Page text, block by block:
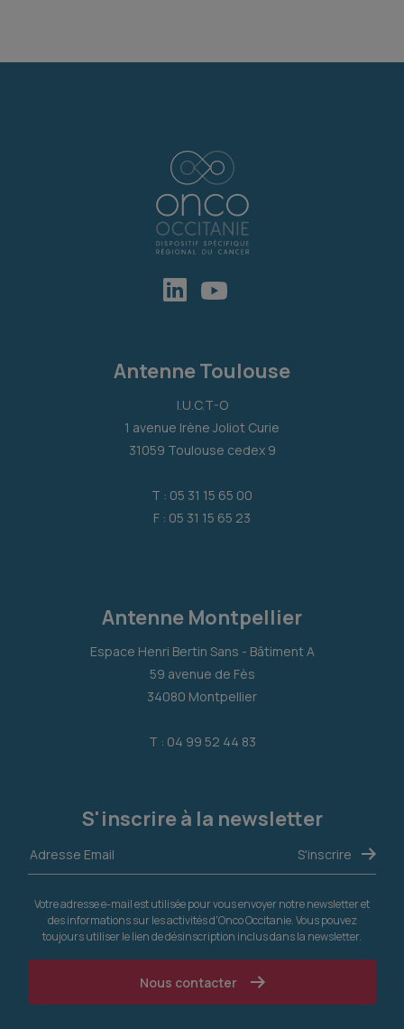
Antenne Toulouse
I.U.C.T-O
1 avenue Irène Joliot Curie
31059 Toulouse cedex 9
T : 05 31 15 65 00
F : 05 31 15 65 23
Antenne Montpellier
Espace Henri Bertin Sans - Bâtiment A
59 avenue de Fès
34080 Montpellier
T : 04 99 52 44 83
S'inscrire à la newsletter
Votre adresse e-mail est utilisée pour vous envoyer notre newsletter et
des informations sur les activités d'Onco Occitanie. Vous pouvez
toujours utiliser le lien de désinscription inclus dans la newsletter.
Nous contacter